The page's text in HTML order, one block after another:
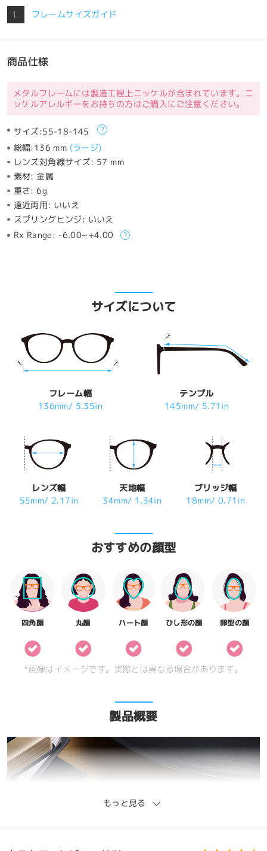
L フレームサイズガイド
商品仕様
メタルフレームには製造工程上ニッケルが含まれています。ニ
ッケルアレルギーをお持ちの方はご購入にご注意ください。
サイズ:55-18-145
総幅:136 mm (ラージ)
レンズ対角線サイズ: 57 mm
素材:金属
重さ:6g
遠近両用: いいえ
スプリングヒンジ: いいえ
Rx Range: -6.00~+4.00
サイズについて
フレーム幅
136mm/ 5.35in
テンプル
145mm/ 5.71in
レンズ幅
55mm/ 2.17in
天地幅
34mm/ 1.34in
ブリッジ幅
18mm/ 0.71in
おすすめの顔型
四角顔 丸顔 ハート顔 ひし形の顔 卵型の顔
*画像はイメージです。実際とは異なる場合があります。
製品概要
もっと見る